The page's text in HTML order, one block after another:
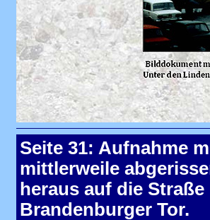
Seite 31: Aufnahme
mittlerweile
heraus auf die
Brandenburger Tor.